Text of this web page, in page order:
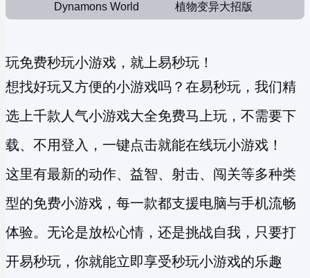
Dynamons World 植物变异大招版
玩免费秒玩小游戏，就上易秒玩！
想找好玩又方便的小游戏吗？在易秒玩，我们精
选上千款人气小游戏大全免费马上玩，不需要下
载、不用登入，一键点击就能在线玩小游戏！
这里有最新的动作、益智、射击、闯关等多种类
型的免费小游戏 ，每一款都支援电脑与手机流畅
体验。无论是放松心情，还是挑战自我，只要打
开易秒玩，你就能立即享受秒玩小游戏的乐趣